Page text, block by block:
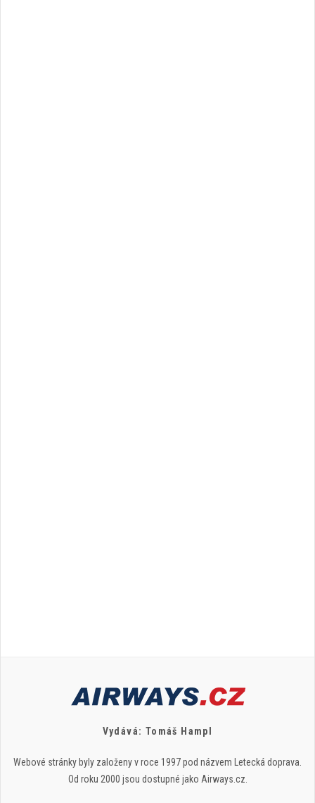
Vydává: Tomáš Hampl
Webové stránky byly založeny v roce 1997 pod názvem Letecká doprava.
Od roku 2000 jsou dostupné jako Airways.cz.